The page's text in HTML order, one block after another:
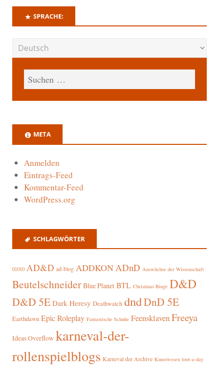
SPRACHE:
META
Anmelden
Eintrags-Feed
Kommentar-Feed
WordPress.org
SCHLAGWÖRTER
01010 AD&D ad-blog ADDKONADnD Auswüchse der Wissenschaft
Beutelschneider Blue Planet BTL Christmas Binge D&D
D&D 5E Dark Heresy Deathwatch dndDnD 5E
Earthdawn Epic Roleplay Fantastische Schuhe FeensklavenFreeya
Ideas Overflow karneval-der-
rollenspielblogs Karneval der Archive Kunstwesen loot-a-day